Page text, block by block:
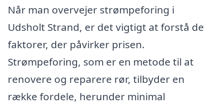
Når man overvejer strømpeforing i
Udsholt Strand, er det vigtigt at forstå de
faktorer, der påvirker prisen.
Strømpeforing, som er en metode til at
renovere og reparere rør, tilbyder en
række fordele, herunder minimal